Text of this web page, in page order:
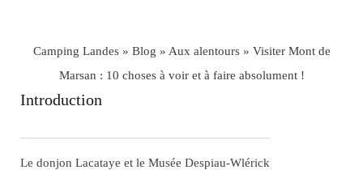
Camping Landes» Blog » Aux alentours» Visiter Mont de
Marsan : 10 choses à voir et à faire absolument !
Introduction
Le donjon Lacataye et le Musée Despiau-Wlérick